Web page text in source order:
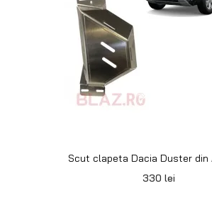
Scut clapeta Dacia Duster din
330 lei